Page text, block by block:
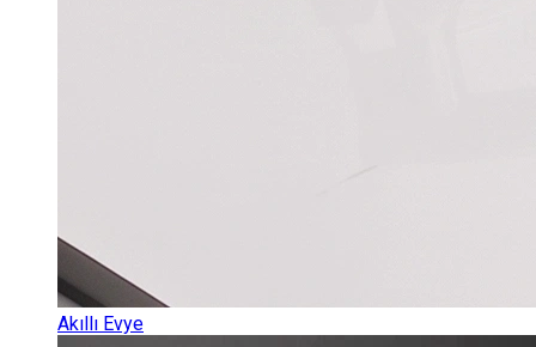
Akıllı Evye